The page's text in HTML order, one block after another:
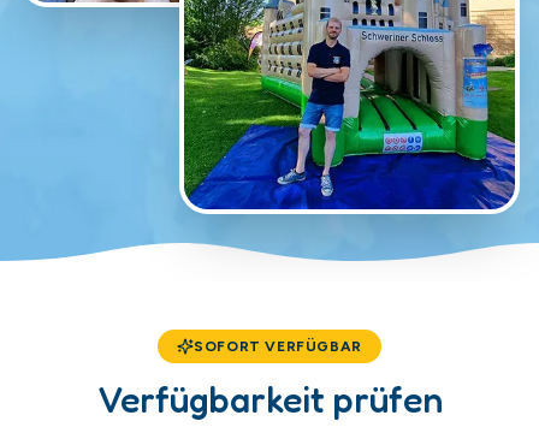
SOFORT VERFÜGBAR
Verfügbarkeit prüfen